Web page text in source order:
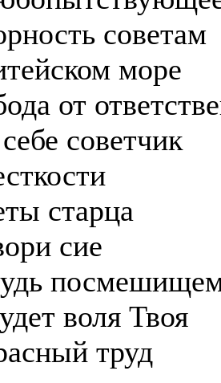
советам
море
от
советчик
старца
сие
воля Твоя
труд